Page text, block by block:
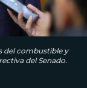
del combustible y
del Senado.